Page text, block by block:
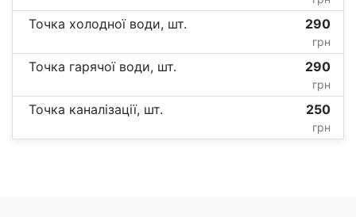
Точка холодної води, шт. 290
грн
Точка гарячої води, шт. 290
грн
Точка каналізації, шт. 250
грн